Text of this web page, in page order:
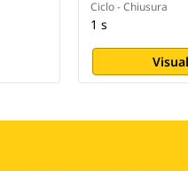
Ciclo - Chiusura
1 s